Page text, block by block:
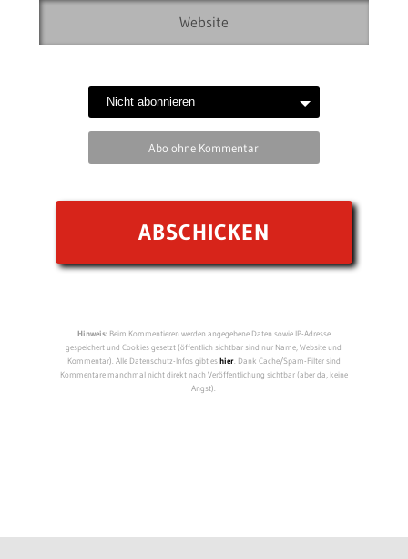
Abo ohne Kommentar
Hinweis:Beim Kommentieren werden angegebene Daten sowie IP-Adresse
gespeichert und Cookies gesetzt (öffentlich sichtbar sind nur Name, Website und
Kommentar). Alle Datenschutz-Infos gibt eshier. Dank Cache/Spam-Filter sind
Kommentare manchmal nicht direkt nach Veröffentlichung sichtbar (aber da, keine
Angst).